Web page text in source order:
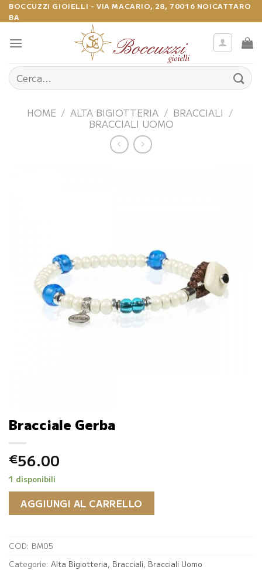
Salta
ai
contenuti
BOCCUZZI GIOIELLI - VIA MACARIO, 28, 70016 NOICATTARO
BA
Cerca:
HOME / ALTA BIGIOTTERIA / BRACCIALI /
BRACCIALI UOMO
Bracciale Gerba
€56.00
1 disponibili
AGGIUNGI AL CARRELLO
COD: BM05
Categorie: Alta Bigiotteria, Bracciali, Bracciali Uomo